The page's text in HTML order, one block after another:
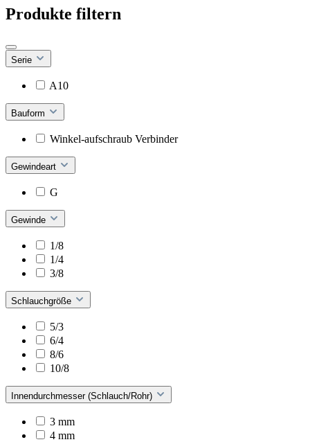
Produkte filtern
Serie
A10
Bauform
Winkel-aufschraub Verbinder
Gewindeart
G
Gewinde
1/8
1/4
3/8
Schlauchgröße
5/3
6/4
8/6
10/8
Innendurchmesser (Schlauch/Rohr)
3 mm
4 mm